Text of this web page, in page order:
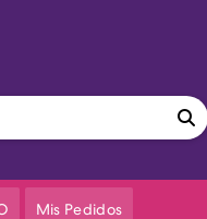
Mis Pedidos